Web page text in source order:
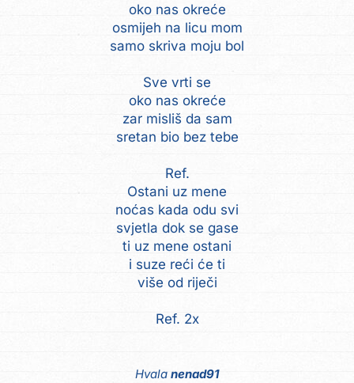
oko nas okreće
osmijeh na licu mom
samo skriva moju bol
Sve vrti se
oko nas okreće
zar misliš da sam
sretan bio bez tebe
Ref.
Ostani uz mene
noćas kada odu svi
svjetla dok se gase
ti uz mene ostani
i suze reći će ti
više od riječi
Ref. 2x
Hvala nenad91